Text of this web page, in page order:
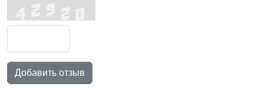
Добавить отзыв